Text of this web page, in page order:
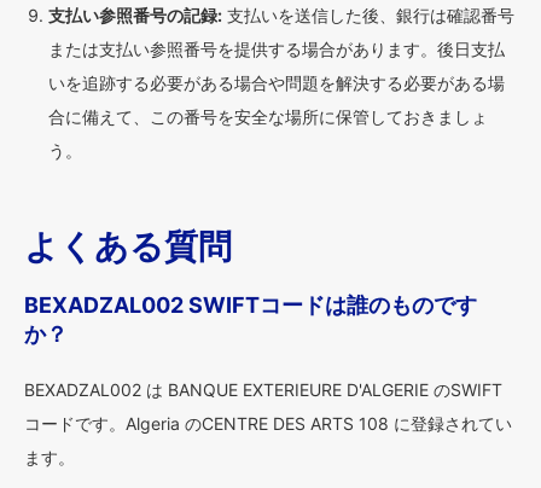
支払い参照番号の記録: 支払いを送信した後、銀行は確認番号
または支払い参照番号を提供する場合があります。後日支払
いを追跡する必要がある場合や問題を解決する必要がある場
合に備えて、この番号を安全な場所に保管しておきましょ
う。
よくある質問
BEXADZAL002 SWIFTコードは誰のものです
か？
BEXADZAL002 は BANQUE EXTERIEURE D'ALGERIE のSWIFT
コードです。Algeria のCENTRE DES ARTS 108 に登録されてい
ます。